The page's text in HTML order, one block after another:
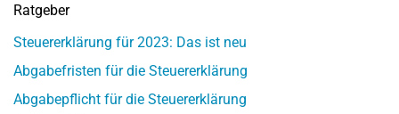
Ratgeber
Steuererklärung für 2023: Das ist neu
Abgabefristen für die Steuererklärung
Abgabepflicht für die Steuererklärung